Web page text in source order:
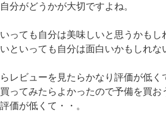
分がどうかが大切ですよね。
っても自分は美味しいと思うかもし
といっても自分は面白いかもしれな
レビューを見たらかなり評価が低く
ってみたらよかったので予備を買お
価が低くて・・。